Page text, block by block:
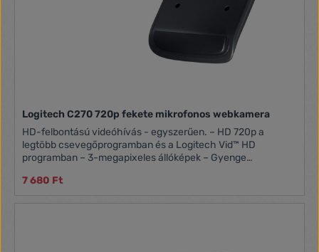
Logitech C270 720p fekete mikrofonos webkamera
HD-felbontású videóhívás - egyszerűen. – HD 720p a
legtöbb csevegőprogramban és a Logitech Vid™ HD
programban – 3-megapixeles állóképek – Gyenge
7 680 Ft